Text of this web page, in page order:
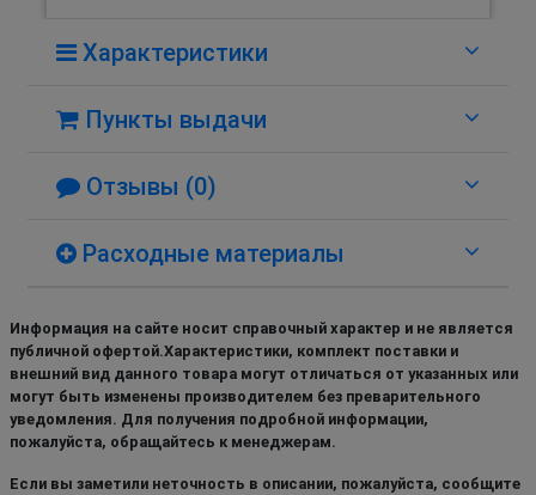
Характеристики
Пункты выдачи
Отзывы (0)
Расходные материалы
Информация на сайте носит справочный характер и не является
публичной офертой.Характеристики, комплект поставки и
внешний вид данного товара могут отличаться от указанных или
могут быть изменены производителем без преварительного
уведомления. Для получения подробной информации,
пожалуйста, обращайтесь к менеджерам.
Если вы заметили неточность в описании, пожалуйста, сообщите